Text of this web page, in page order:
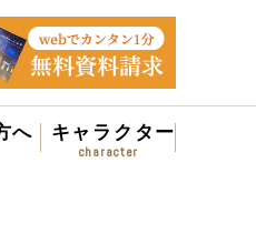
へ キャラクター